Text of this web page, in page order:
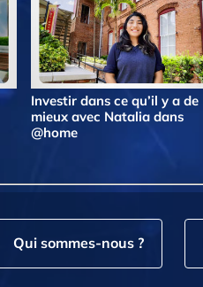
Investir dans ce qu’il y a de
mieux avec Natalia dans
@home
Qui sommes‑nous ?